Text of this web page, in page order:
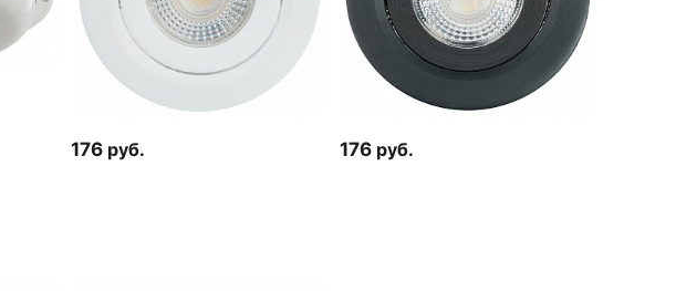
176 руб. 176 руб.